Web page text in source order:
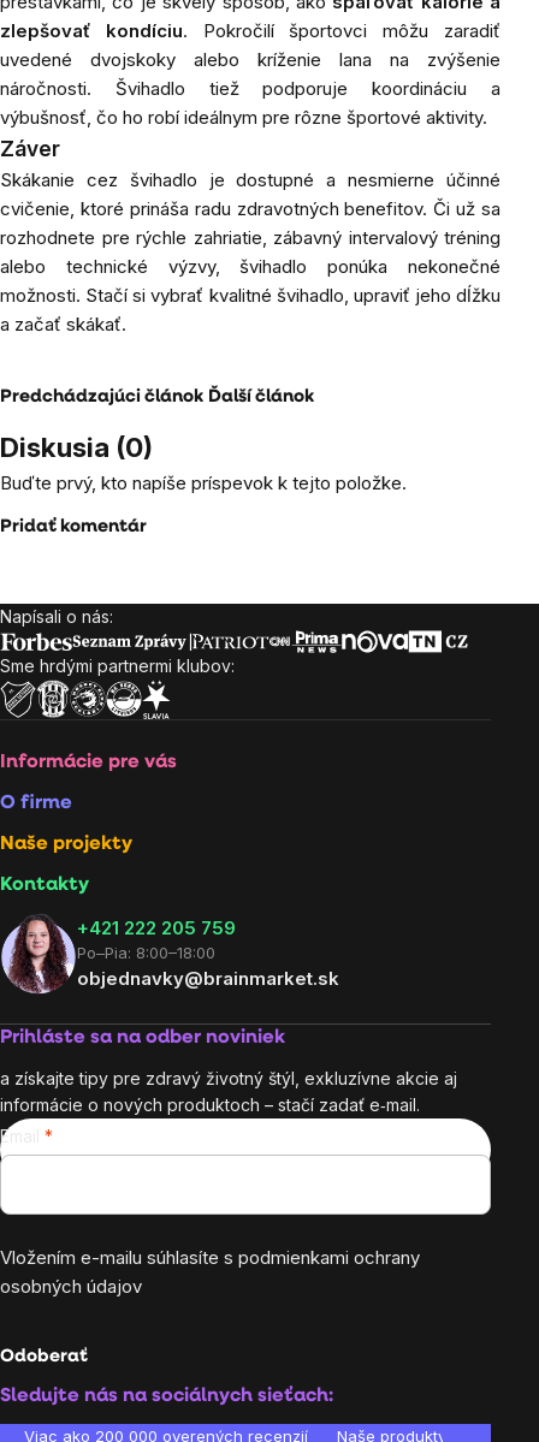
zlepšovať kondíciu. Pokročilí športovci môžu zaradiť
uvedené dvojskoky alebo kríženie lana na zvýšenie
náročnosti. Švihadlo tiež podporuje koordináciu a
výbušnosť, čo ho robí ideálnym pre rôzne športové aktivity.
Záver
Skákanie cez švihadlo je dostupné a nesmierne účinné
cvičenie, ktoré prináša radu zdravotných benefitov. Či už sa
rozhodnete pre rýchle zahriatie, zábavný intervalový tréning
alebo technické výzvy, švihadlo ponúka nekonečné
možnosti. Stačí si vybrať kvalitné švihadlo, upraviť jeho dĺžku
a začať skákať.
Predchádzajúci článok Ďalší článok
Diskusia (0)
Buďte prvý, kto napíše príspevok k tejto položke.
Pridať komentár
Zápätie
Napísali o nás:
Sme hrdými partnermi klubov:
Informácie pre vás
O firme
Naše projekty
Kontakty
+421 222 205 759
Po–Pia: 8:00–18:00
objednavky@brainmarket.sk
Prihláste sa na odber noviniek
a získajte tipy pre zdravý životný štýl, exkluzívne akcie aj
informácie o nových produktoch – stačí zadať e‑mail.
Email
Vložením e-mailu súhlasíte s podmienkami ochrany
osobných údajov
Odoberať
Sledujte nás na sociálnych sieťach:
Viac ako 200 000 overených recenzií Naše produkty sú